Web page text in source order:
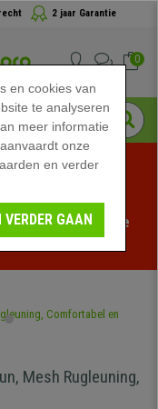
2 jaar Garantie
0
bureaustoelpro!
tijd - Bekijk de
Mesh Rugleuning,
en cookies van
te analyseren
meer informatie
aanvaardt onze
en verder
GAAN